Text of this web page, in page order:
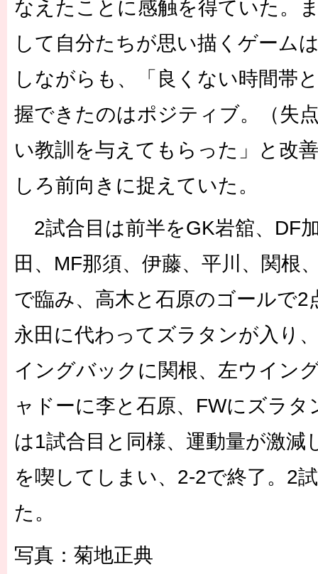
なえたことに感触を得ていた。
して自分たちが思い描くゲーム
しながらも、「良くない時間帯
握できたのはポジティブ。（失
い教訓を与えてもらった」と改
しろ前向きに捉えていた。
2試合目は前半をGK岩舘、DF
田、MF那須、伊藤、平川、関根
で臨み、高木と石原のゴールで2
永田に代わってズラタンが入り
イングバックに関根、左ウイン
ャドーに李と石原、FWにズラ
は1試合目と同様、運動量が激減
を喫してしまい、2-2で終了。2
た。
写真：菊地正典